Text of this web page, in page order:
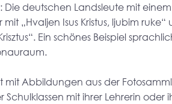
deutschen Landsleute mit einem
mit „Hvaljen Isus Kristus, ljubim
Ein schönes Beispiel
mit Abbildungen aus der
mit ihrer Lehrerin oder